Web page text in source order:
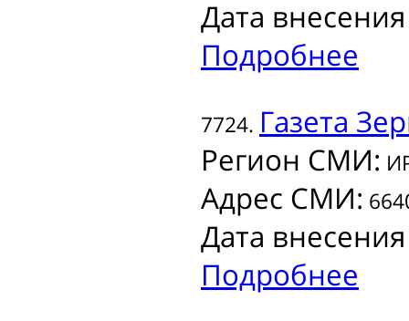
Дата
Подробнее
7724. Газета
Регион СМИ:
Адрес СМИ:
Дата
Подробнее